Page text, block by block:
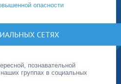
опасности
СЕТЯХ
познавательной
группах в социальных